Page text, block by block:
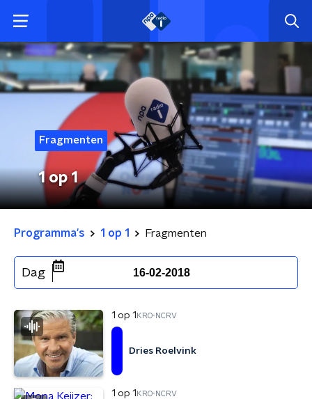
Fragmenten
1 op 1
Programma's 1 op 1 Fragmenten
Dag 16-02-2018
1 op 1 KRO-NCRV
Dries Roelvink
1 op 1 KRO-NCRV